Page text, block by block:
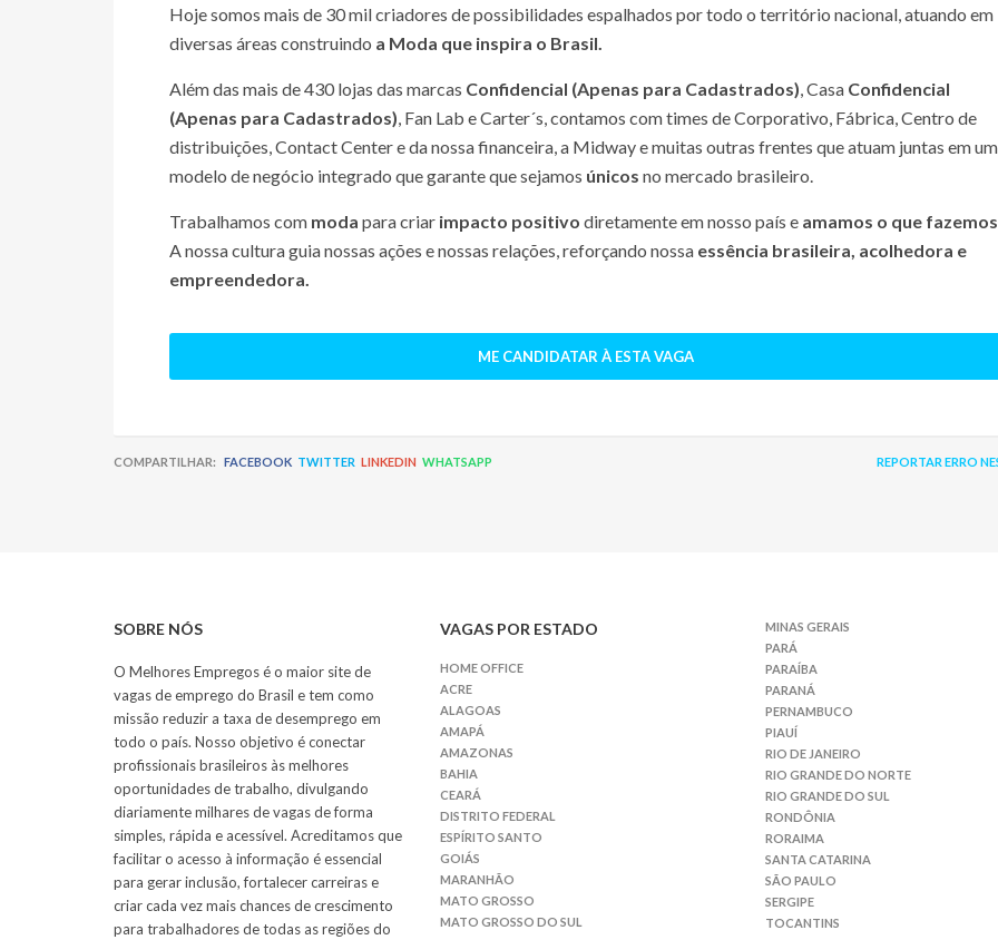
Hoje somos mais de 30 mil criadores de possibilidades espalhados por todo o território nacional, atuando em
diversas áreas construindo a Moda que inspira o Brasil.
Além das mais de 430 lojas das marcas Confidencial (Apenas para Cadastrados), Casa Confidencial
(Apenas para Cadastrados), Fan Lab e Carter´s, contamos com times de Corporativo, Fábrica, Centro de
distribuições, Contact Center e da nossa financeira, a Midway e muitas outras frentes que atuam juntas em um
modelo de negócio integrado que garante que sejamos únicos no mercado brasileiro.
Trabalhamos com moda para criar impacto positivo diretamente em nosso país e amamos o que fazemos
A nossa cultura guia nossas ações e nossas relações, reforçando nossa essência brasileira, acolhedora e
empreendedora.
ME CANDIDATAR À ESTA VAGA
COMPARTILHAR: FACEBOOK TWITTER LINKEDIN WHATSAPP REPORTAR ERRO
SOBRE NÓS
O Melhores Empregos é o maior site de
vagas de emprego do Brasil e tem como
missão reduzir a taxa de desemprego em
todo o país. Nosso objetivo é conectar
profissionais brasileiros às melhores
oportunidades de trabalho, divulgando
diariamente milhares de vagas de forma
simples, rápida e acessível. Acreditamos que
facilitar o acesso à informação é essencial
para gerar inclusão, fortalecer carreiras e
criar cada vez mais chances de crescimento
para trabalhadores de todas as regiões do
VAGAS POR ESTADO
HOME OFFICE
ACRE
ALAGOAS
AMAPÁ
AMAZONAS
BAHIA
CEARÁ
DISTRITO FEDERAL
ESPÍRITO SANTO
GOIÁS
MARANHÃO
MATO GROSSO
MATO GROSSO DO SUL
MINAS GERAIS
PARÁ
PARAÍBA
PARANÁ
PERNAMBUCO
PIAUÍ
RIO DE JANEIRO
RIO GRANDE DO NORTE
RIO GRANDE DO SUL
RONDÔNIA
RORAIMA
SANTA CATARINA
SÃO PAULO
SERGIPE
TOCANTINS